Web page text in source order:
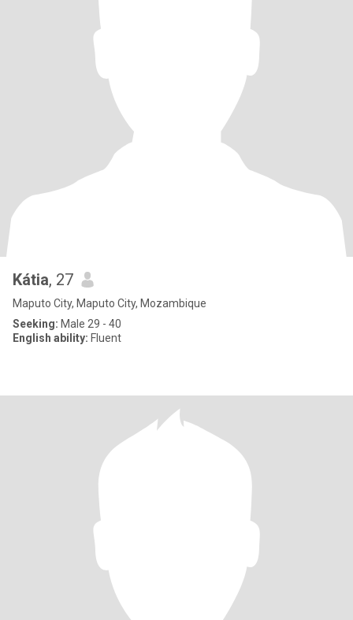
Kátia, 27
Maputo City, Maputo City, Mozambique
Seeking: Male 29 - 40
English ability: Fluent